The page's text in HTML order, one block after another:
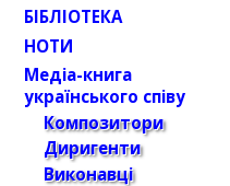
БІБЛІОТЕКА
НОТИ
Медіа-книга
українського співу
Композитори
Диригенти
Виконавці